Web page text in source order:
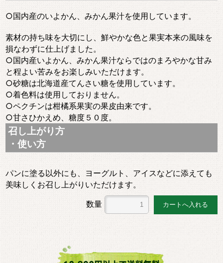
○国内産のいよかん、みかん果汁を使用しています。
素材の持ち味を大切にし、鮮やかな色と果実本来の風味を
損なわずに仕上げました。
○国内産いよかん、みかん果汁ならではのまろやかな甘み
と程よい苦みをお楽しみいただけます。
○砂糖は北海道産てんさい糖を使用しています。
○着色料は使用しておりません。
○ペクチンは柑橘系果実の果皮由来です。
○甘さひかえめ、糖度５０度。
召し上がり方
・使い方
パンに塗る以外にも、ヨーグルト、アイスなどに添えても
美味しくお召し上がりいただけます。
数量